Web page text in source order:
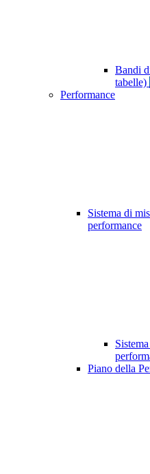
Bandi
tabelle)
Performance
Sistema di
performance
Piano della